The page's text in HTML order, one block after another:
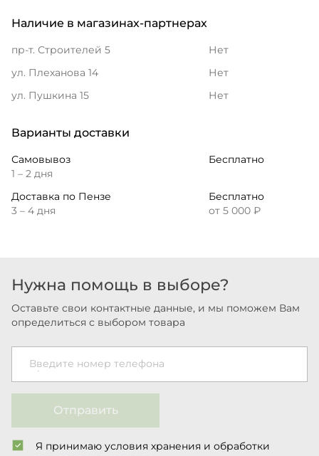
Наличие в магазинах-партнерах
пр-т. Строителей 5
Нет
ул. Плеханова 14
Нет
ул. Пушкина 15
Нет
Варианты доставки
Самовывоз
1 – 2 дня
Бесплатно
Доставка по Пензе
3 – 4 дня
Бесплатно
от 5 000 ₽
Нужна помощь в выборе?
Оставьте свои контактные данные, и мы поможем Вам
определиться с выбором товара
Введите номер телефона
Отправить
Я принимаю условия хранения и обработки